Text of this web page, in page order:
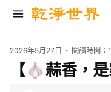
2026年5月27日 閱讀時間：
【🧄蒜香，是